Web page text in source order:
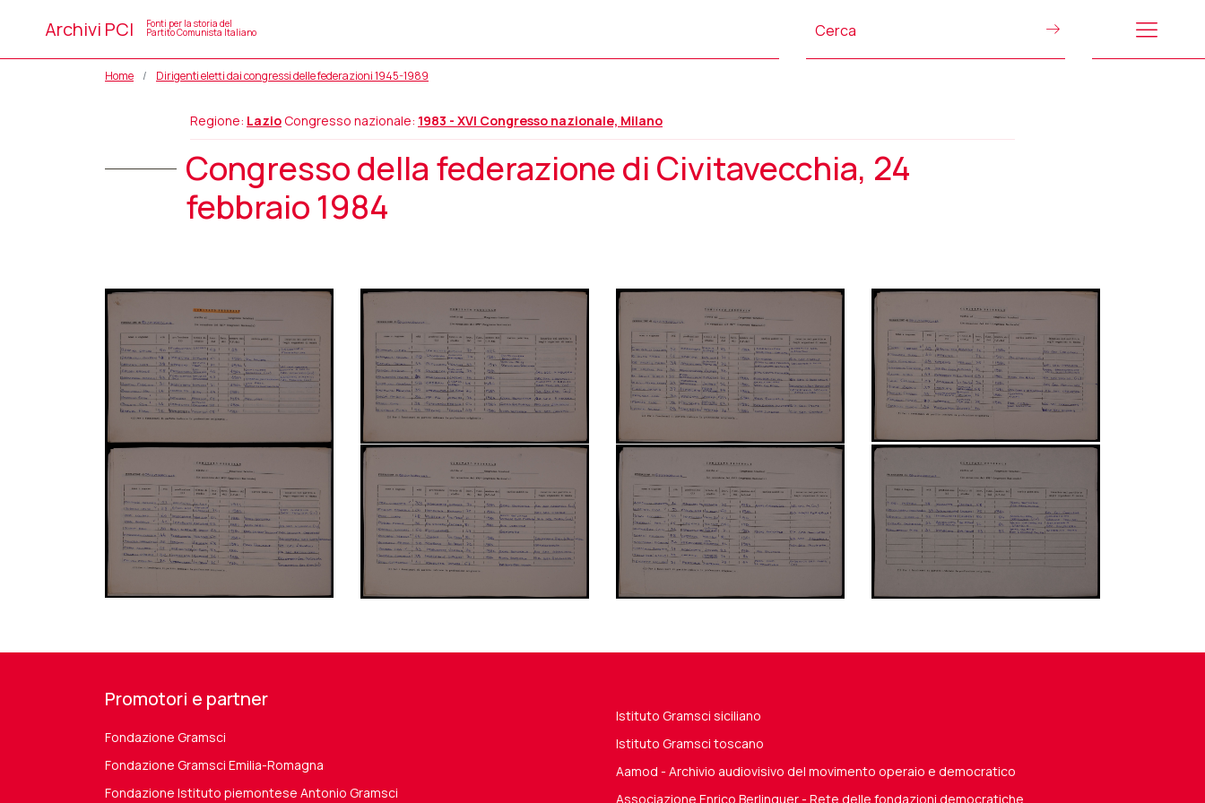
Archivi PCI Fonti per la storia del
Partito Comunista Italiano
Home Dirigenti eletti dai congressi delle federazioni 1945-1989
Regione: LazioCongresso nazionale: 1983 - XVI Congresso nazionale, Milano
Congresso della federazione di Civitavecchia, 24
febbraio 1984
Promotori e partner
Fondazione Gramsci
Fondazione Gramsci Emilia-Romagna
Fondazione Istituto piemontese Antonio Gramsci
Istituto Gramsci siciliano
Istituto Gramsci toscano
Aamod - Archivio audiovisivo del movimento operaio e democratico
Associazione Enrico Berlinguer - Rete delle fondazioni democratiche